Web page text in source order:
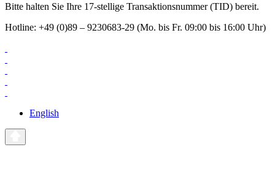
Bitte halten Sie Ihre 17-stellige Transaktionsnummer (TID) bereit.
Hotline: +49 (0)89 – 9230683-29 (Mo. bis Fr. 09:00 bis 16:00 Uhr)
English